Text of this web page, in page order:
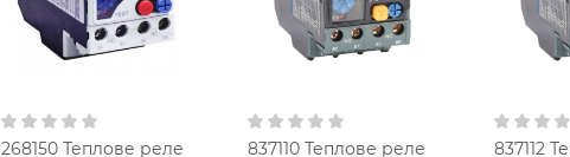
В кошик В кошик
268150 Теплове реле
837110 Теплове реле
837112